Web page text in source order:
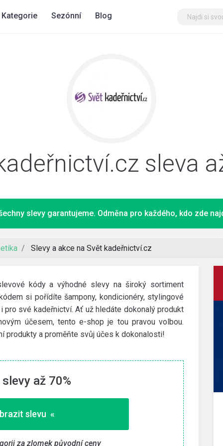
sleva
slevy garantujeme. Odměna pro každého, kdo zde
Slevy a akce na Svět kadeřnictví.cz
kódy a výhodné slevy na široký sortiment
si pořídíte šampony, kondicionéry, stylingové
své kadeřnictví. Ať už hledáte dokonalý produkt
účesem, tento e-shop je tou pravou volbou.
produkty a proměňte svůj účes k dokonalosti!
až 70%
slevu «
za zlomek původní ceny
Slevu získáte za stažení aplikace přes tento odkaz a
první nákup nad 1 000 Kč
Kategorie Sezónní Blog